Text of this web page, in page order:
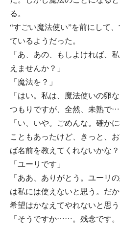
る。
“すごい魔法使い”を前にして
ているようだった。
「あ、あの、もしよければ、
えませんか？」
「魔法を？」
「はい。私は、魔法使いの卵
つもりですが、全然、未熟で
「い、いや。ごめんな。確か
こともあったけど、きっと、
ば名前を教えてくれないかな？
「ユーリです」
「ああ、ありがとう。ユーリ
は私には使えないと思う。だ
希望はかなえてやれないと思う
「そうですか……。残念です